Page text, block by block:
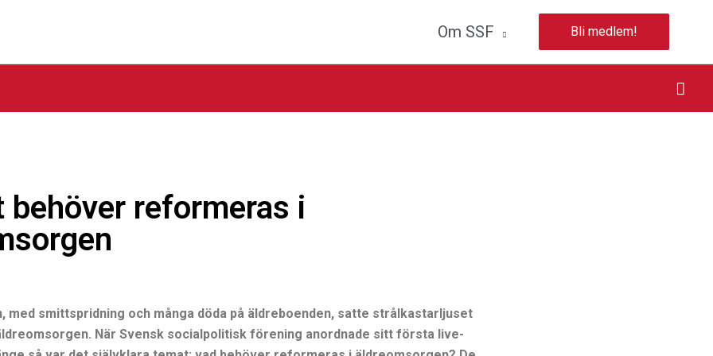
Om SSF Bli medlem!
behöver reformeras i
med smittspridning och många döda på äldreboenden, satte strålkastarljuset
När Svensk socialpolitisk förening anordnade sitt första live-